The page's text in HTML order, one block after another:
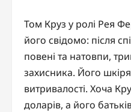
Том Круз у ролі Рея
його свідомо: після
повені та натовпи,
захисника. Його
витривалості. Хоча
доларів, а його